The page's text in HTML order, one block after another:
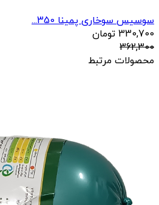
سوسیس سوخاری پمینا 350...
330,700 تومان
362,300
محصولات مرتبط